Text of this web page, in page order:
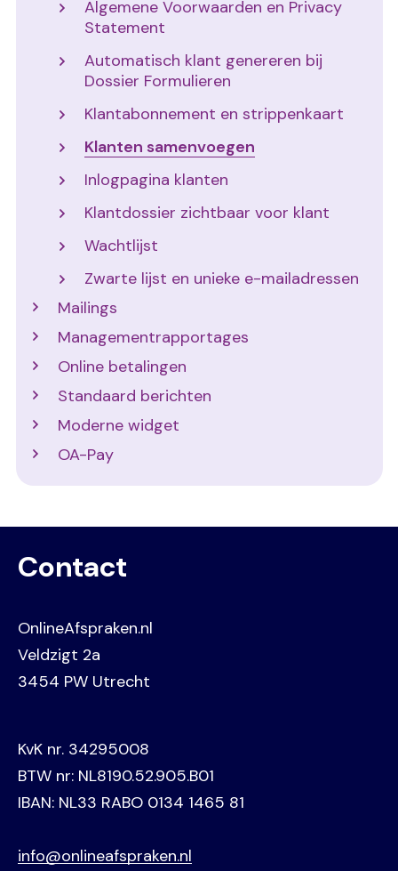
Algemene Voorwaarden en Privacy
Statement
Automatisch klant genereren bij
Dossier Formulieren
Klantabonnement en strippenkaart
Klanten samenvoegen
Inlogpagina klanten
Klantdossier zichtbaar voor klant
Wachtlijst
Zwarte lijst en unieke e-mailadressen
Mailings
Managementrapportages
Online betalingen
Standaard berichten
Moderne widget
OA-Pay
Contact
OnlineAfspraken.nl
Veldzigt 2a
3454 PW Utrecht
KvK nr. 34295008
BTW nr: NL8190.52.905.B01
IBAN: NL33 RABO 0134 1465 81
info@onlineafspraken.nl